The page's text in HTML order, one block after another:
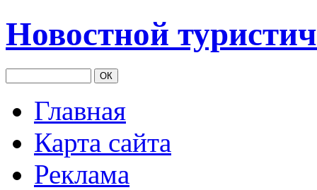
Новостной
Главная
Карта сайта
Реклама